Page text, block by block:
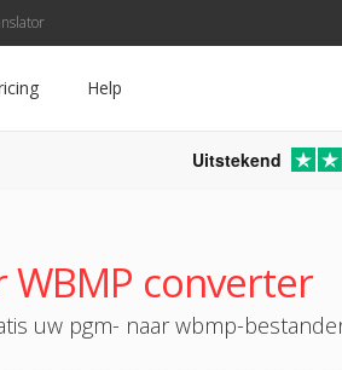
Help
Uitstekend
WBMP converter
uw pgm- naar wbmp-